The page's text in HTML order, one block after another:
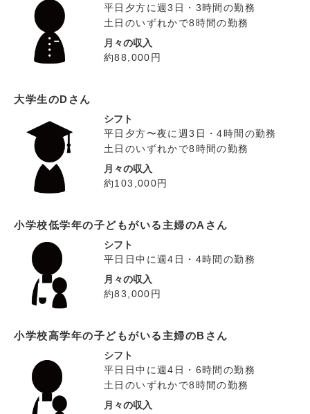
平日夕方に週3日・3時間の勤務
土日のいずれかで8時間の勤務
月々の収入
約88,000円
大学生のDさん
シフト
平日夕方〜夜に週3日・4時間の勤務
土日のいずれかで8時間の勤務
月々の収入
約103,000円
小学校低学年の子どもがいる主婦のAさん
シフト
平日日中に週4日・4時間の勤務
月々の収入
約83,000円
小学校高学年の子どもがいる主婦のBさん
シフト
平日日中に週4日・6時間の勤務
土日のいずれかで8時間の勤務
月々の収入